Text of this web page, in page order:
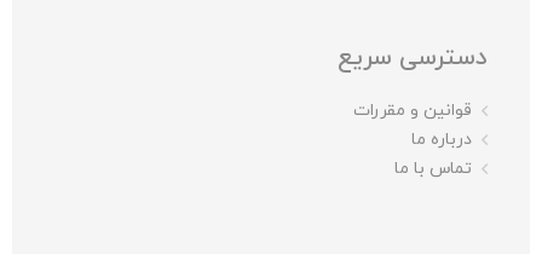
دسترسی سریع
قوانین و مقررات
درباره ما
تماس با ما